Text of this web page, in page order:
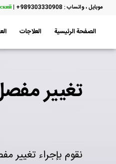
موبایل ، واتساب : 989303330908+ |
الصفحة الرئيسية العلاجات
تغيير
نقوم بإجراء تغيير